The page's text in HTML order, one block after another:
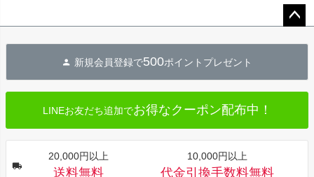
へ
新規会員登録で500ポイントプレゼント
LINEお友だち追加でお得なクーポン配布中！
20,000円以上
送料無料
10,000円以上
代金引換手数料無料